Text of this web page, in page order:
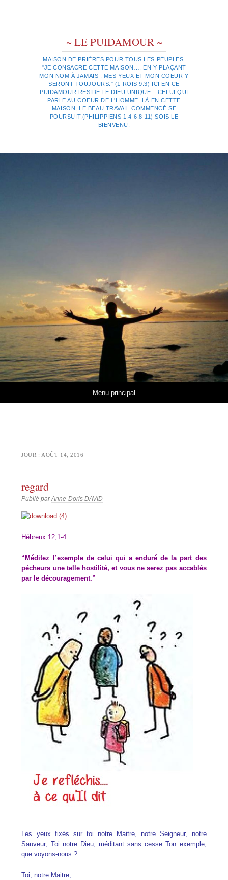
~ LE PUIDAMOUR ~
MAISON DE PRIÈRES POUR TOUS LES PEUPLES.
"JE CONSACRE CETTE MAISON…, EN Y PLAÇANT
MON NOM À JAMAIS ; MES YEUX ET MON COEUR Y
SERONT TOUJOURS." (1 ROIS 9:3) ICI EN CE
PUIDAMOUR RESIDE LE DIEU UNIQUE – CELUI QUI
PARLE AU COEUR DE L'HOMME. LÀ EN CETTE
MAISON, LE BEAU TRAVAIL COMMENCÉ SE
POURSUIT.(PHILIPPIENS 1,4-6.8-11) SOIS LE
BIENVENU.
Menu principal
JOUR :AOÛT 14, 2016
regard
Publié parAnne-Doris DAVID
Hébreux 12,1-4.
“Méditez l’exemple de celui qui a enduré de la part des
pécheurs une telle hostilité, et vous ne serez pas accablés
par le découragement.”
Les yeux fixés sur toi notre Maitre, notre Seigneur, notre
Sauveur, Toi notre Dieu, méditant sans cesse Ton exemple,
que voyons-nous ?
Toi, notre Maitre,